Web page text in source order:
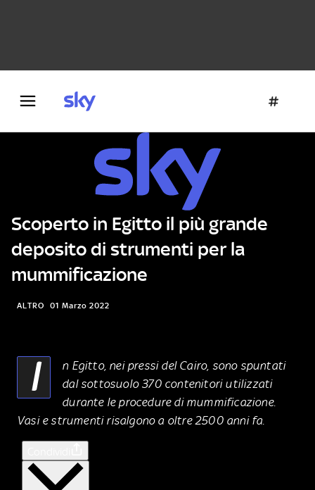
Scoperto in Egitto il più grande
deposito di strumenti per la
mummificazione
ALTRO 01 Marzo 2022
I
n Egitto, nei pressi del Cairo, sono spuntati
dal sottosuolo 370 contenitori utilizzati
durante le procedure di mummificazione.
Vasi e strumenti risalgono a oltre 2500 anni fa.